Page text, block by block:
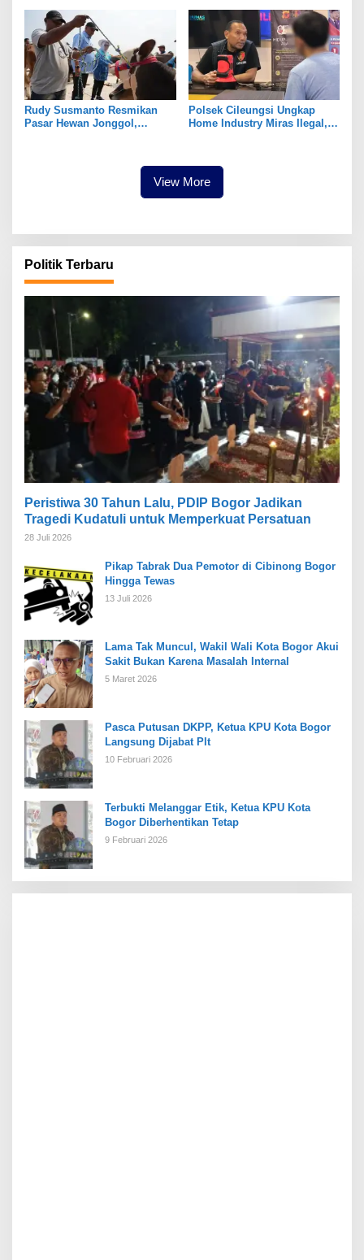
Pembangunan
Rudy Susmanto Resmikan
Pasar Hewan Jonggol,
Polsek Cileungsi Ungkap
Home Industry Miras Ilegal,
View More
Politik Terbaru
Peristiwa 30 Tahun Lalu, PDIP Bogor Jadikan
Tragedi Kudatuli untuk Memperkuat Persatuan
28 Juli 2026
Pikap Tabrak Dua Pemotor di Cibinong Bogor
Hingga Tewas
13 Juli 2026
Lama Tak Muncul, Wakil Wali Kota Bogor Akui
Sakit Bukan Karena Masalah Internal
5 Maret 2026
Pasca Putusan DKPP, Ketua KPU Kota Bogor
Langsung Dijabat Plt
10 Februari 2026
Terbukti Melanggar Etik, Ketua KPU Kota
Bogor Diberhentikan Tetap
9 Februari 2026